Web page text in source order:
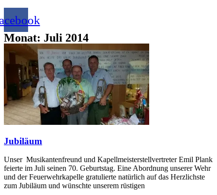
Monat: Juli 2014
Jubiläum
Unser Musikantenfreund und Kapellmeisterstellvertreter Emil Plank
feierte im Juli seinen 70. Geburtstag. Eine Abordnung unserer Wehr
und der Feuerwehrkapelle gratulierte natürlich auf das Herzlichste
zum Jubiläum und wünschte unserem rüstigen